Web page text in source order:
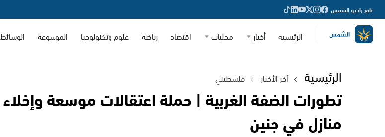
تابع راديو الشمس
الرئيسية أخبار محليات اقتصاد رياضة علوم وتكنولوجيا الموسوعة الوسائط
الرئيسية آخر الأخبار فلسطيني
تطورات الضفة الغربية | حملة اعتقالات موسعة وإخلاء
منازل في جنين